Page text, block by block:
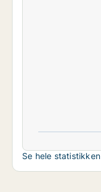
Se hele statistikken